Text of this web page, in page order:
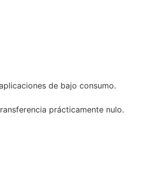
de bajo consumo.
prácticamente nulo.